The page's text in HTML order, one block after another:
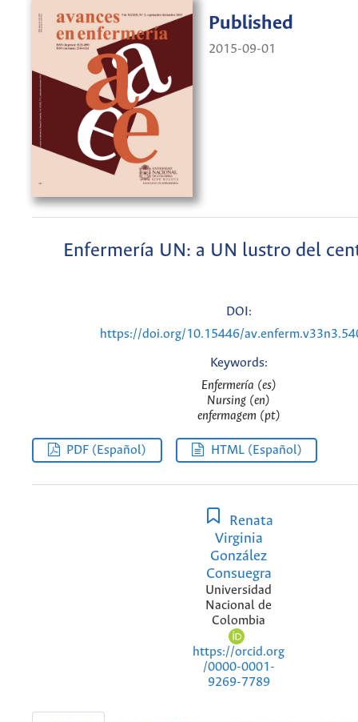
Published
2015-09-01
Enfermería UN: a UN lustro del
DOI:
https://doi.org/10.15446/
Keywords:
Enfermería (es)
Nursing (en)
enfermagem (pt)
PDF (Español) HTML (Español)
Renata
Virginia
González
Consuegra
Universidad
Nacional de
Colombia
https://orcid.org
/0000-0001-
9269-7789